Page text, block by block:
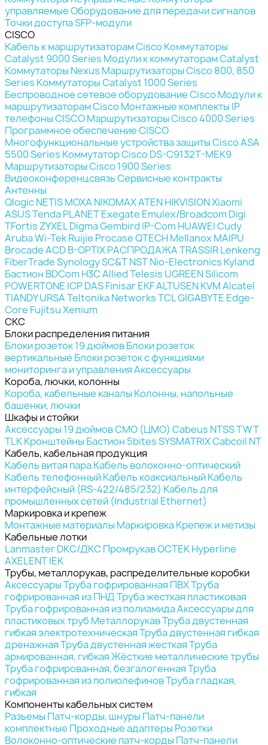
управляемыеОборудование для передачи сигналов
Точки доступаSFP-модули
CISCO
Кабель к маршрутизаторам CiscoКоммутаторы
Catalyst 9000 Series Модули к коммутаторам Catalyst
Коммутаторы Nexus Маршрутизаторы Cisco 800, 850
Series Коммутаторы Catalyst 1000 Series
Беспроводное сетевое оборудование CiscoМодули к
маршрутизаторам CiscoМонтажные комплекты IP
телефоны СISCOМаршрутизаторы Cisco 4000 Series
Программное обеспечение СISCO
Многофункциональные устройства защиты Cisco ASA
5500 Series Коммутатор Cisco DS-C9132T-MEK9
Маршрутизаторы Cisco 1900 Series
ВидеоконференцсвязьСервисные контракты
Антенны
QlogicNETISMOXA NIKOMAXATENHIKVISIONXiaomi
ASUSTendaPLANETExegate Emulex/Broadcom Digi
TFortis ZYXELDigmaGembird IP-Com HUAWEICudy
ArubaWi-TekRuijie ProcaseQTECHMellanoxMAIPU
BrocadeACDB-OPTIXРАСПРОДАЖАTRASSIRLenkeng
FiberTradeSynologySC&TNSTNio-Electronics Kyland
Бастион BDCom H3CAllied Telesis UGREENSilicom
POWERTONE ICP DASFinisarEKFALTUSEN KVMAlcatel
TIANDYURSATeltonika NetworksTCLGIGABYTE Edge-
Core FujitsuXenium
СКС
Блоки распределения питания
Блоки розеток 19 дюймовБлоки розеток
вертикальные Блоки розеток с функциями
мониторинга и управленияАксессуары
Короба, лючки, колонны
Короба, кабельные каналы Колонны, напольные
башенки, лючки
Шкафы и стойки
Аксессуары 19 дюймовCMO (ЦМО) Cabeus NTSSTWT
TLKКронштейны Бастион 5bitesSYSMATRIXCabcoil NT
Кабель, кабельная продукция
Кабель витая параКабель волоконно-оптический
Кабель телефонныйКабель коаксиальныйКабель
интерфейсный (RS-422/485/232) Кабель для
промышленных сетей (Industrial Ethernet)
Маркировка и крепеж
Монтажные материалы МаркировкаКрепеж и метизы
Кабельные лотки
LanmasterDKC/ДКСПромрукавОСТЕКHyperline
AXELENTIEK
Трубы, металлорукав, распределительные коробки
АксессуарыТруба гофрированная ПВХТруба
гофрированная из ПНДТруба жесткая пластиковая
Труба гофрированная из полиамидаАксессуары для
пластиковых труб МеталлорукавТруба двустенная
гибкая электротехническаяТруба двустенная гибкая
дренажнаяТруба двустенная жесткаяТруба
армированная, гибкаяЖёсткие металлические трубы
Труба гофрированная, безгалогеннаяТруба
гофрированная из полиолефиновТруба гладкая,
гибкая
Компоненты кабельных систем
Разъемы Патч-корды, шнуры Патч-панели
комплектные Проходные адаптеры Розетки
Волоконно-оптические патч-корды Патч-панели